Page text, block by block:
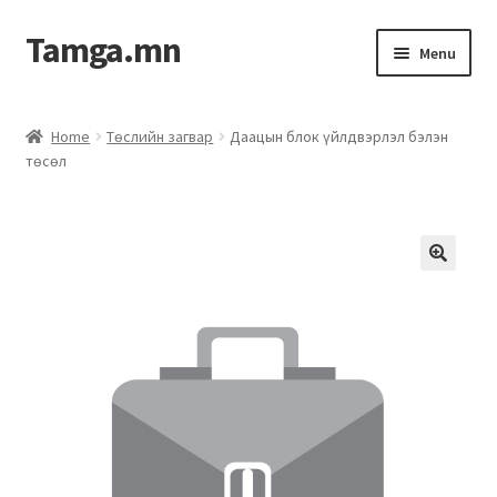
Tamga.mn Menu
ХАБЭА-н багц
Компанийн удирдлагын бичиг баримт
Home Төслийн загвар
Даацын блок үйлдвэрлэл бэлэн
төсөл